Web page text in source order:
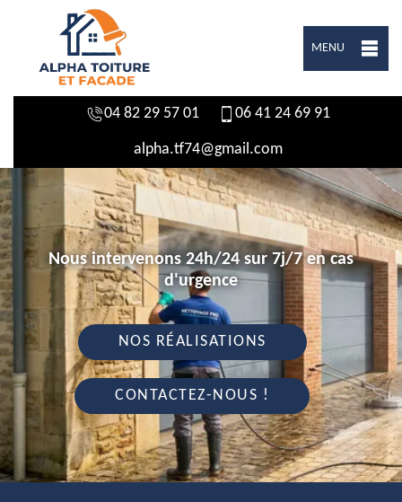
MENU
04 82 29 57 01 06 41 24 69 91
alpha.tf74@gmail.com
Nous intervenons 24h/24 sur 7j/7 en cas
d'urgence
NOS RÉALISATIONS
CONTACTEZ-NOUS !